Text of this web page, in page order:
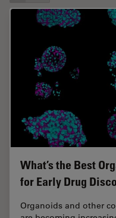
What’s the Best
for Early Drug
Organoids and other